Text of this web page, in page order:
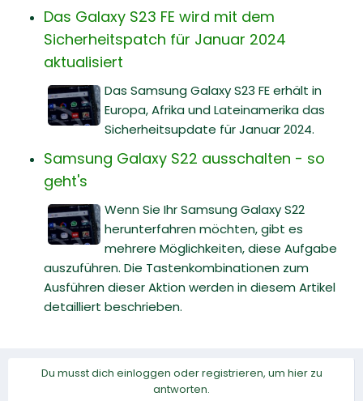
Das Galaxy S23 FE wird mit dem
Sicherheitspatch für Januar 2024
aktualisiert
Das Samsung Galaxy S23 FE erhält in
Europa, Afrika und Lateinamerika das
Sicherheitsupdate für Januar 2024.
Samsung Galaxy S22 ausschalten - so
geht's
Wenn Sie Ihr Samsung Galaxy S22
herunterfahren möchten, gibt es
mehrere Möglichkeiten, diese Aufgabe
auszuführen. Die Tastenkombinationen zum
Ausführen dieser Aktion werden in diesem Artikel
detailliert beschrieben.
Du musst dich einloggen oder registrieren, um hier zu
antworten.